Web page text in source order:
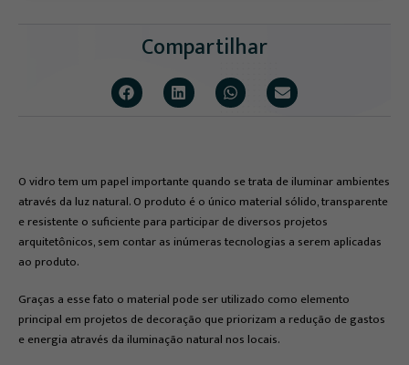
Compartilhar
O vidro tem um papel importante quando se trata de iluminar ambientes
através da luz natural. O produto é o único material sólido, transparente
e resistente o suficiente para participar de diversos projetos
arquitetônicos, sem contar as inúmeras tecnologias a serem aplicadas
ao produto.
Graças a esse fato o material pode ser utilizado como elemento
principal em projetos de decoração que priorizam a redução de gastos
e energia através da iluminação natural nos locais.